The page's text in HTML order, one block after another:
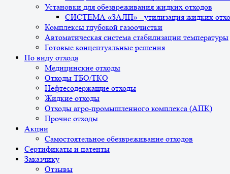
Установки для обезвреживания жидких отходов
СИСТЕМА «ЗАЛП» - утилизация жидких
Комплексы глубокой газоочистки
Автоматическая система стабилизации температуры
Готовые концептуальные решения
По виду отхода
Медицинские отходы
Отходы ТБО/ТКО
Нефтесодержащие отходы
Жидкие отходы
Отходы агро-промышленного комплекса (АПК)
Прочие отходы
Акции
Самостоятельное обезвреживание отходов
Сертификаты и патенты
Заказчику
Отзывы